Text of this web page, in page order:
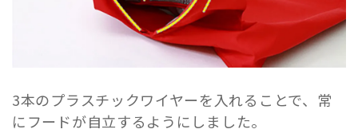
3本のプラスチックワイヤーを入れることで、常
にフードが自立するようにしました。